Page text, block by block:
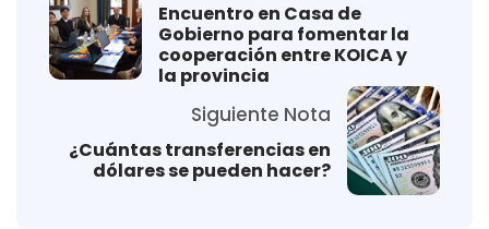
Encuentro en Casa de
Gobierno para fomentar la
cooperación entre KOICA y
la provincia
Siguiente Nota
¿Cuántas transferencias en
dólares se pueden hacer?